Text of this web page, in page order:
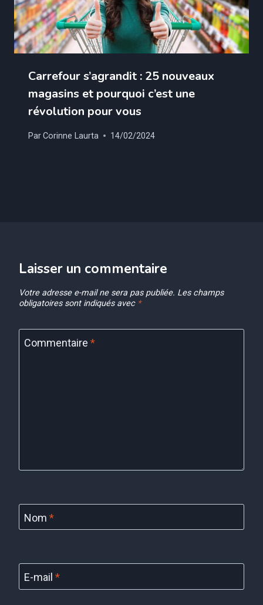
Carrefour s’agrandit : 25 nouveaux
magasins et pourquoi c’est une
révolution pour vous
ParCorinne Laurta 14/02/2024
Laisser un commentaire
Votre adresse e-mail ne sera pas publiée. Les champs
obligatoires sont indiqués avec *
Commentaire *
Nom *
E-mail *